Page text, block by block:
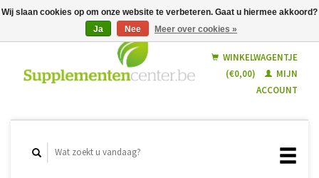
Nederlands
WINKELWAGENTJE
(€0,00)
MIJN
ACCOUNT
Wij slaan cookies op om onze website te verbeteren. Gaat u hiermee akkoord?
Ja
Nee Meer over cookies »